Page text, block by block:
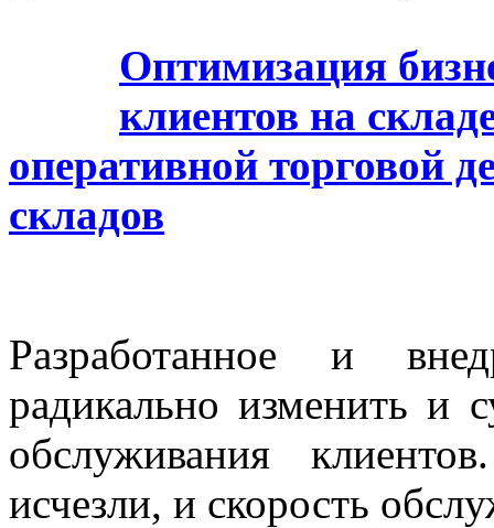
Оптимизация
клиентов на
оперативной торговой
складов
Разработанное и
радикально изменить и
обслуживания
исчезли, и скорость